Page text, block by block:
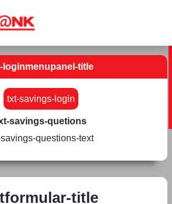
loginmenupanel-title
txt-savings-login
savings-quetions
questions-text
title